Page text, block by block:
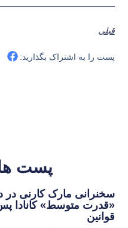
قبلی
پست را به اشتراک بگذارید:
پست
«قدرت متوسط» کانادا پس
قوانین